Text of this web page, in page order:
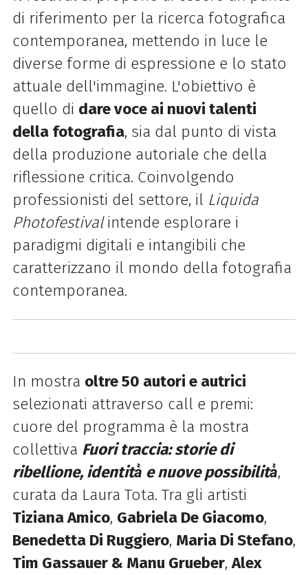
di riferimento per la ricerca fotografica
contemporanea, mettendo in luce le
diverse forme di espressione e lo stato
attuale dell'immagine. L'obiettivo è
quello di dare voce ai nuovi talenti
della fotografia, sia dal punto di vista
della produzione autoriale che della
riflessione critica. Coinvolgendo
professionisti del settore, il Liquida
Photofestivalintende esplorare i
paradigmi digitali e intangibili che
caratterizzano il mondo della fotografia
contemporanea.
In mostra oltre 50 autori e autrici
selezionati attraverso call e premi:
cuore del programma è la mostra
collettiva Fuori traccia: storie di
ribellione, identità̀ e nuove possibilità̀,
curata da Laura Tota. Tra gli artisti
Tiziana Amico, Gabriela De Giacomo,
Benedetta Di Ruggiero, Maria Di Stefano,
Tim Gassauer & Manu Grueber,Alex